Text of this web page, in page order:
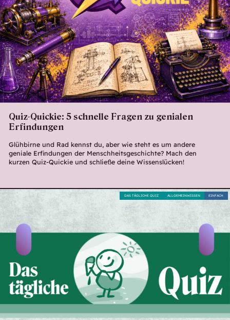
Quiz-Quickie: 5 schnelle Fragen zu genialen
Erfindungen
Glühbirne und Rad kennst du, aber wie steht es um andere
geniale Erfindungen der Menschheitsgeschichte? Mach den
kurzen Quiz-Quickie und schließe deine Wissenslücken!
EINFACH
ALLGEMEINWISSEN
DAS TÄGLICHE QUIZ